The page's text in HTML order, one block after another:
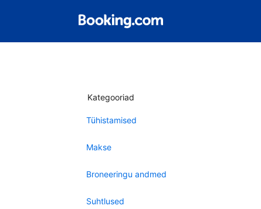
Kategooriad
Tühistamised
Makse
Broneeringu andmed
Suhtlused